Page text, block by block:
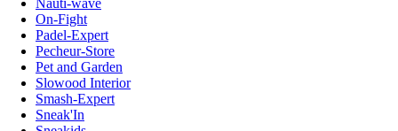
On-Fight
Padel-Expert
Pecheur-Store
Pet and Garden
Slowood Interior
Smash-Expert
Sneak'In